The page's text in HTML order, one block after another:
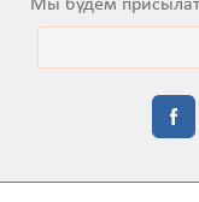
Мы будем